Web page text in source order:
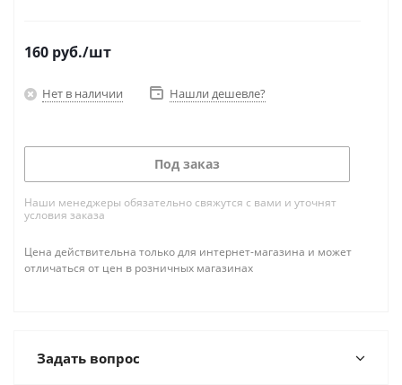
160 руб./шт
Нет в наличии Нашли дешевле?
Под заказ
Наши менеджеры обязательно свяжутся с вами и уточнят
условия заказа
Цена действительна только для интернет-магазина и может
отличаться от цен в розничных магазинах
Задать вопрос